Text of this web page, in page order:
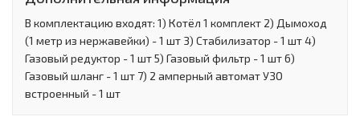
В комплектацию входят: 1) Котёл 1 комплект 2) Дымоход
(1 метр из нержавейки) - 1 шт 3) Стабилизатор - 1 шт 4)
Газовый редуктор - 1 шт 5) Газовый фильтр - 1 шт 6)
Газовый шланг - 1 шт 7) 2 амперный автомат УЗО
встроенный - 1 шт